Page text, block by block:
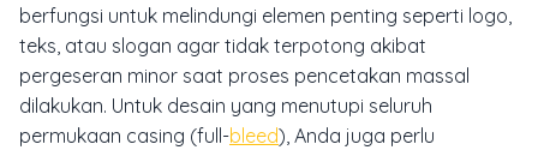
berfungsi untuk melindungi elemen penting seperti logo,
teks, atau slogan agar tidak terpotong akibat
pergeseran minor saat proses pencetakan massal
dilakukan. Untuk desain yang menutupi seluruh
permukaan casing (full-bleed), Anda juga perlu